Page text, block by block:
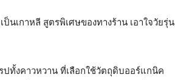
นเกาหลี สูตรพิเศษของทางร้าน เอาใจวัยรุ่น
ปทั้งคาวหวาน ที่เลือกใช้วัตถุดิบออร์แกนิค